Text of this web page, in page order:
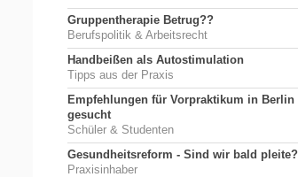
Gruppentherapie Betrug??
Berufspolitik & Arbeitsrecht
Handbeißen als Autostimulation
Tipps aus der Praxis
Empfehlungen für Vorpraktikum in Berlin
gesucht
Schüler & Studenten
Gesundheitsreform - Sind wir bald pleite?
Praxisinhaber